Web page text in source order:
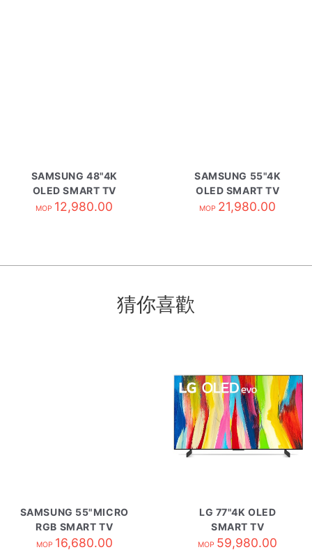
SAMSUNG 48"4K
OLED SMART TV
QA48S90HAEXZK
MOP 12,980.00
SAMSUNG 55"4K
OLED SMART TV
QA55S95HAEXZK
MOP 21,980.00
猜你喜歡
SAMSUNG 55"MICRO
RGB SMART TV
MRA55R85HAJXZK
MOP 16,680.00
LG 77"4K OLED
SMART TV
OLED77C2PCC
MOP 59,980.00